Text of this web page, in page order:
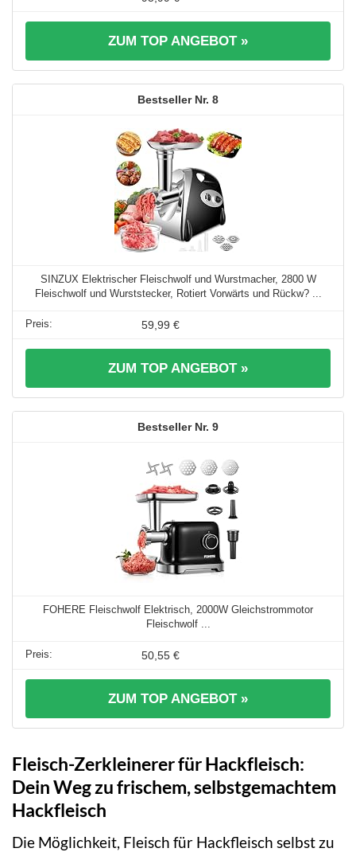
ZUM TOP ANGEBOT »
8
SINZUX Elektrischer Fleischwolf und Wurstmacher, 2800 W
Fleischwolf und Wurststecker, Rotiert Vorwärts und Rückw? ...
59,99 €
ZUM TOP ANGEBOT »
9
FOHERE Fleischwolf Elektrisch, 2000W Gleichstrommotor
Fleischwolf ...
50,55 €
ZUM TOP ANGEBOT »
Fleisch-Zerkleinerer für Hackfleisch:
Dein Weg zu frischem, selbstgemachtem
Hackfleisch
Die Möglichkeit, Fleisch für Hackfleisch selbst zu